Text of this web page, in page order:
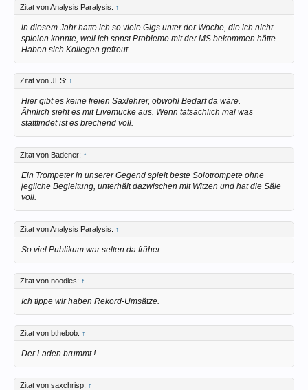
Zitat von Analysis Paralysis: ↑
in diesem Jahr hatte ich so viele Gigs unter der Woche, die ich nicht
spielen konnte, weil ich sonst Probleme mit der MS bekommen hätte.
Haben sich Kollegen gefreut.
Zitat von JES: ↑
Hier gibt es keine freien Saxlehrer, obwohl Bedarf da wäre.
Ähnlich sieht es mit Livemucke aus. Wenn tatsächlich mal was
stattfindet ist es brechend voll.
Zitat von Badener: ↑
Ein Trompeter in unserer Gegend spielt beste Solotrompete ohne
jegliche Begleitung, unterhält dazwischen mit Witzen und hat die Säle
voll.
Zitat von Analysis Paralysis: ↑
So viel Publikum war selten da früher.
Zitat von noodles: ↑
Ich tippe wir haben Rekord-Umsätze.
Zitat von bthebob: ↑
Der Laden brummt !
Zitat von saxchrisp: ↑